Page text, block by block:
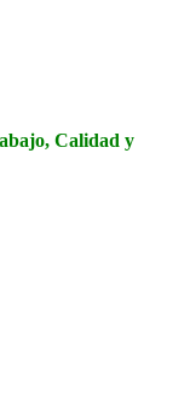
Calidad y